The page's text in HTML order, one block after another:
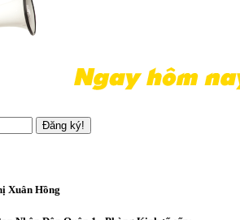
Đăng ký!
Xuân Hồng